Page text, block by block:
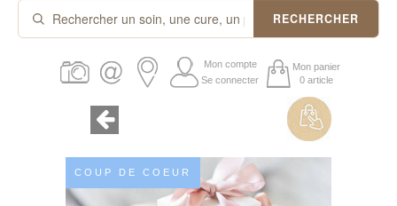
PROMOS
RECHERCHER
Mon compte
Se connecter
Mon panier
0 article
COUP DE COEUR